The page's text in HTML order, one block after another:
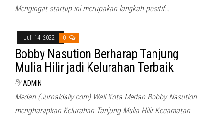
Mengingat startup ini merupakan langkah positif…
Juli 14, 2022 0
Bobby Nasution Berharap Tanjung
Mulia Hilir jadi Kelurahan Terbaik
By ADMIN
Medan (Jurnaldaily.com) Wali Kota Medan Bobby Nasution
mengharapkan Kelurahan Tanjung Mulia Hilir Kecamatan